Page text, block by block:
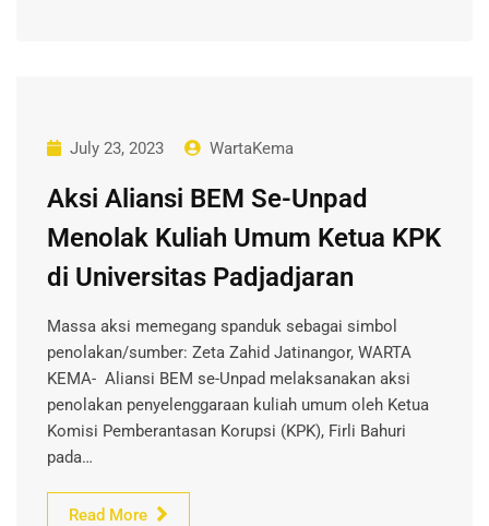
July 23, 2023 WartaKema
Aksi Aliansi BEM Se-Unpad
Menolak Kuliah Umum Ketua KPK
di Universitas Padjadjaran
Massa aksi memegang spanduk sebagai simbol
penolakan/sumber: Zeta Zahid Jatinangor, WARTA
KEMA- Aliansi BEM se-Unpad melaksanakan aksi
penolakan penyelenggaraan kuliah umum oleh Ketua
Komisi Pemberantasan Korupsi (KPK), Firli Bahuri
pada…
Read More